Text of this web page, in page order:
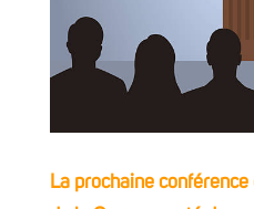
La prochaine